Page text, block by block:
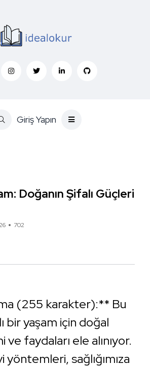
Giriş Yapın
Doğanın Şifalı Güçleri
702
(255 karakter):** Bu
bir yaşam için doğal
ve faydaları ele alınıyor.
sağlığımıza